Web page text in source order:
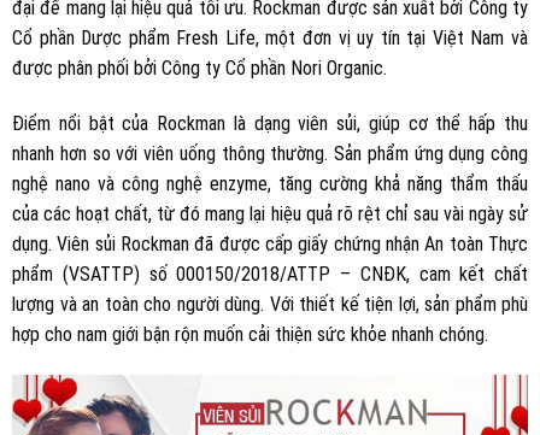
đại để mang lại hiệu quả tối ưu. Rockman được sản xuất bởi Công ty
Cổ phần Dược phẩm Fresh Life, một đơn vị uy tín tại Việt Nam và
được phân phối bởi Công ty Cổ phần Nori Organic.
Điểm nổi bật của Rockman là dạng viên sủi, giúp cơ thể hấp thu
nhanh hơn so với viên uống thông thường. Sản phẩm ứng dụng công
nghệ nano và công nghệ enzyme, tăng cường khả năng thẩm thấu
của các hoạt chất, từ đó mang lại hiệu quả rõ rệt chỉ sau vài ngày sử
dụng. Viên sủi Rockman đã được cấp giấy chứng nhận An toàn Thực
phẩm (VSATTP) số 000150/2018/ATTP – CNĐK, cam kết chất
lượng và an toàn cho người dùng. Với thiết kế tiện lợi, sản phẩm phù
hợp cho nam giới bận rộn muốn cải thiện sức khỏe nhanh chóng.